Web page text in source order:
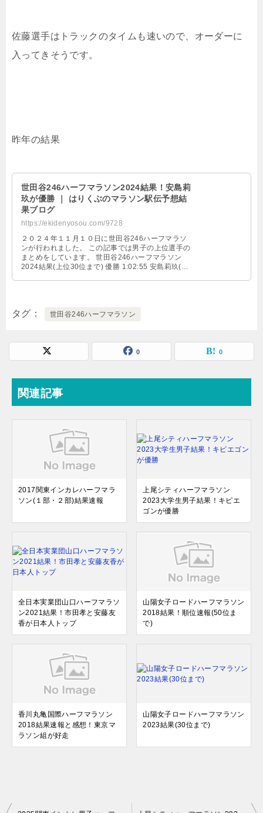
佐藤選手はトラックのタイムも速いので、オーダーに
入ってきそうです。
昨年の結果
世田谷246ハーフマラソン2024結果！安島莉
玖が優勝 ｜ はりくぶのマラソン駅伝予想結
果ブログ
https://ekidenyosou.com/9728
２０２４年１１月１０日に世田谷246ハーフマラソ
ンが行われました。 この記事では男子の上位選手の
まとめをしています。 世田谷246ハーフマラソン
2024結果(上位30位まで) 優勝 1:02:55 安島莉玖(青
タグ 世田谷246ハーフマラソン
0 0
関連記事
2017関東インカレハーフマラ
ソン(１部・２部)結果速報
上尾シティハーフマラソン
2023大学生男子結果！キピエ
ゴンが優勝
全日本実業団山口ハーフマラソ
ン2021結果！市田孝と安藤友
香が日本人トップ
山陽女子ロードハーフマラソン
2018結果！順位速報(50位ま
で)
香川丸亀国際ハーフマラソン
2018結果速報と感想！東京マ
ラソン組が好走
山陽女子ロードハーフマラソン
2023結果(30位まで)